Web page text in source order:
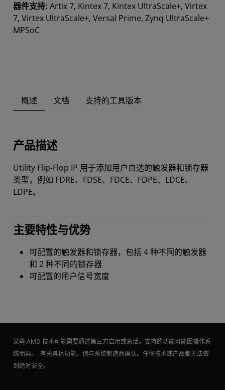
器件支持: Artix 7, Kintex 7, Kintex UltraScale+, Virtex
7, Virtex UltraScale+, Versal Prime, Zynq UltraScale+
MPSoC
概述 文档 支持的工具版本
产品描述
Utility Flip-Flop IP 用于添加用户自选的触发器和锁存器
类型，例如 FDRE、FDSE、FDCE、FDPE、LDCE、
LDPE。
主要特性与优势
可配置的触发器和锁存器，包括 4 种不同的触发器
和 2 种不同的锁存器
可配置的用户信号宽度
某些 AMD 技术可能需要通过第三方启用或激活。支持的功能可能因操作系
统而异。 有关具体功能，请与系统制造商确认。任何技术或产品都无法做
到绝对安全。